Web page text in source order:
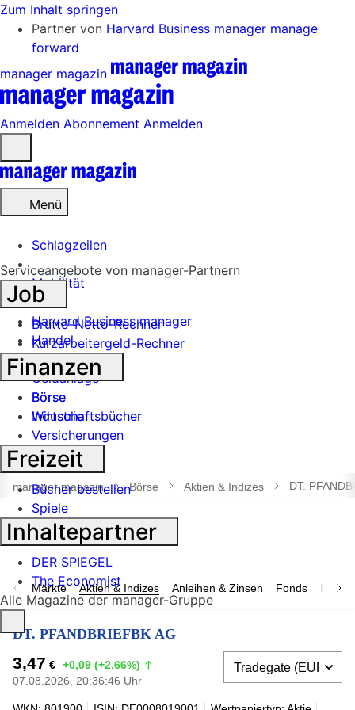
Zum Inhalt springen
Partner von Harvard Business manager manage
forward
manager magazin
Anmelden Abonnement Anmelden
öffnen
Menü
Schlagzeilen
Mobilität
Tech
Harvard Business manager
Handel
Banken
Geldanlage
Börse
Industrie
Suche
öffnen
manager magazin Börse Aktien & Indizes DT.
Märkte Aktien & Indizes Anleihen & Zinsen Fonds
DT. PFANDBRIEFBK AG
3,47 € +0,09 (+2,66%)
07.08.2026, 20:36:46 Uhr
Serviceangebote von manager-Partnern
Job
Brutto-Netto-Rechner
Kurzarbeitergeld-Rechner
Finanzen
Börse
Wirtschaftsbücher
Versicherungen
Freizeit
Bücher bestellen
Spiele
Inhaltepartner
DER SPIEGEL
The Economist
Alle Magazine der manager-Gruppe